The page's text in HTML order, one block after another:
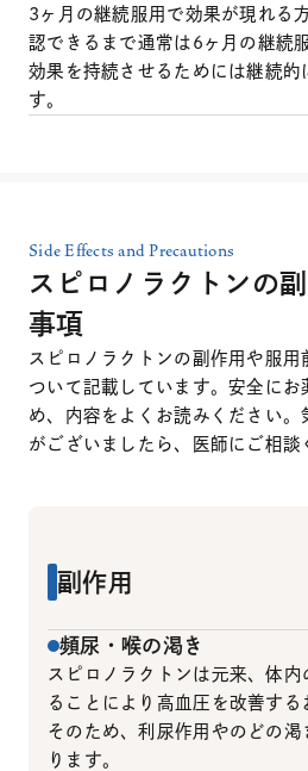
3ヶ月の継続服用で効果が現れる
認できるまで通常は6ヶ月の継続
効果を持続させるためには継続的
す。
Side Effects and Precautions
スピロノラクトンの
事項
スピロノラクトンの副作用や服用
ついて記載しています。安全にお
め、内容をよくお読みください。
がございましたら、医師にご相談
副作用
頻尿・喉の渇き
スピロノラクトンは元来、体
ることにより高血圧を改善する
そのため、利尿作用やのどの
ります。